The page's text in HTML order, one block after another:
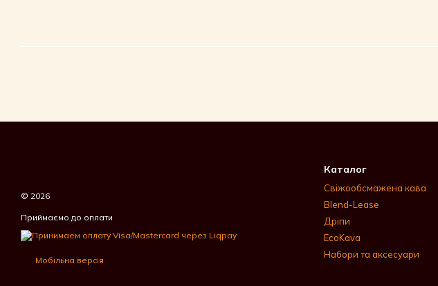
© 2026
Приймаємо до оплати
Мобільна версія
Каталог
Свіжообсмажена кава
Blend-Lease
Дріпи
EcoKava
Набори та аксесуари